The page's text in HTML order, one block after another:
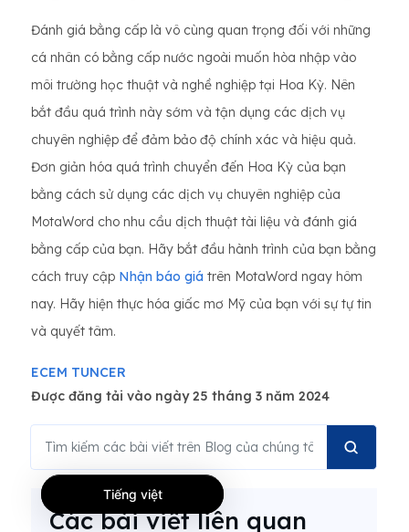
Đánh giá bằng cấp là vô cùng quan trọng đối với những
cá nhân có bằng cấp nước ngoài muốn hòa nhập vào
môi trường học thuật và nghề nghiệp tại Hoa Kỳ. Nên
bắt đầu quá trình này sớm và tận dụng các dịch vụ
chuyên nghiệp để đảm bảo độ chính xác và hiệu quả.
Đơn giản hóa quá trình chuyển đến Hoa Kỳ của bạn
bằng cách sử dụng các dịch vụ chuyên nghiệp của
MotaWord cho nhu cầu dịch thuật tài liệu và đánh giá
bằng cấp của bạn. Hãy bắt đầu hành trình của bạn bằng
cách truy cập Nhận báo giá trên MotaWord ngay hôm
nay. Hãy hiện thực hóa giấc mơ Mỹ của bạn với sự tự tin
và quyết tâm.
ECEM TUNCER
Được đăng tải vào ngày 25 tháng 3 năm 2024
Các bài viết liên quan
Tiếng việt